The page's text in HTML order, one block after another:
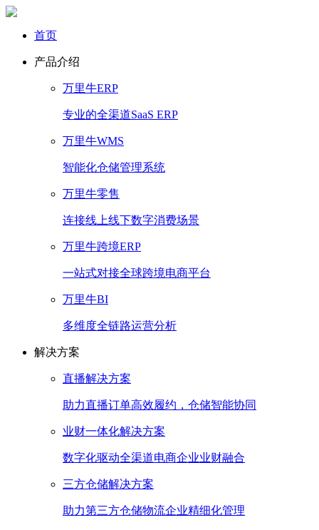
首页
产品介绍
万里牛ERP
专业的全渠道SaaS ERP
万里牛WMS
智能化仓储管理系统
万里牛零售
连接线上线下数字消费场景
万里牛跨境ERP
一站式对接全球跨境电商平台
万里牛BI
多维度全链路运营分析
解决方案
直播解决方案
助力直播订单高效履约，仓储智能协同
业财一体化解决方案
数字化驱动全渠道电商企业业财融合
三方仓储解决方案
助力第三方仓储物流企业精细化管理